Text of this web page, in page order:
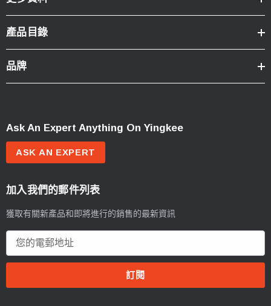
產品目錄
品牌
Ask An Expert Anything On Yingkee
ASK AN EXPERT
加入我們的郵件列表
獲取有關新產品和即將進行的銷售的最新資訊
郵